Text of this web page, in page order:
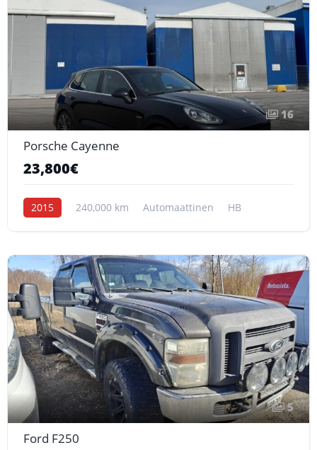
16
Porsche Cayenne
23,800€
2015 240,000 km Automaattinen HB
5
Ford F250